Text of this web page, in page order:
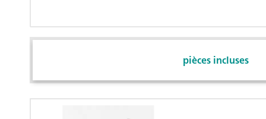
pièces incluses